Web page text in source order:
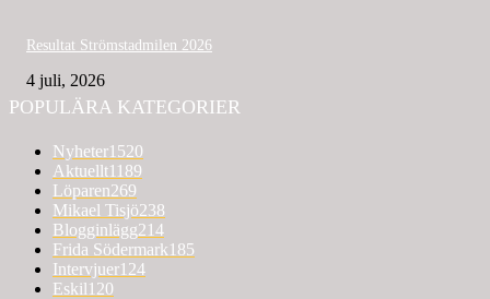
Resultat Strömstadmilen 2026
4 juli, 2026
POPULÄRA KATEGORIER
Nyheter1520
Aktuellt1189
Löparen269
Mikael Tisjö238
Blogginlägg214
Frida Södermark185
Intervjuer124
Eskil120